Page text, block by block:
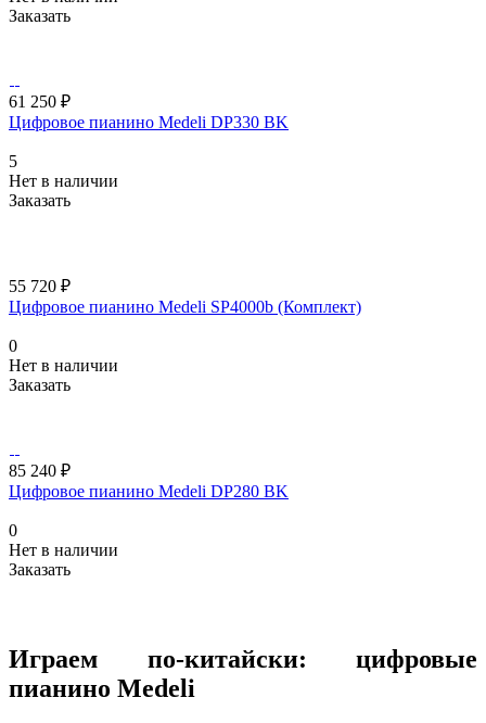
Заказать
61 250 ₽
Цифровое пианино Medeli DP330 BK
5
Нет в наличии
Заказать
55 720 ₽
Цифровое пианино Medeli SP4000b (Комплект)
0
Нет в наличии
Заказать
85 240 ₽
Цифровое пианино Medeli DP280 BK
0
Нет в наличии
Заказать
Играем по-китайски: цифровые
пианино Medeli